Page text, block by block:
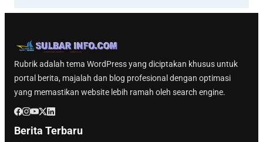
Rubrik adalah tema WordPress yang diciptakan khusus untuk
portal berita, majalah dan blog profesional dengan optimasi
yang memastikan website lebih ramah oleh search engine.
Berita Terbaru